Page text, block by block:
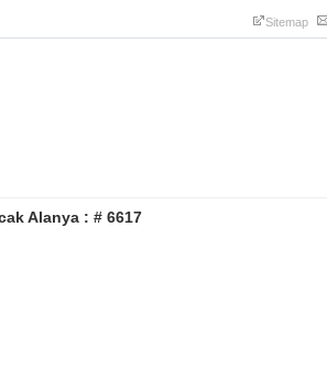
Sitemap
Alanya : # 6617